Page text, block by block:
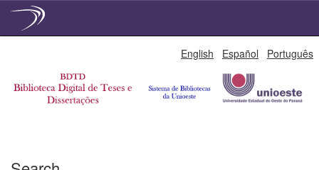
English Español Português